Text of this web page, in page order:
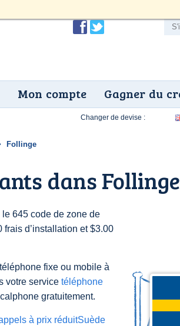
Gagner du
Mon compte
Follinge
dans Follinge
645 code de zone de
frais d’installation et $3.00
fixe ou mobile à
votre service téléphone
gratuitement.
à prix réduitSuède
Changer de devise :